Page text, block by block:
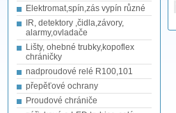
Elektromat,spín,zás vypín různé
IR, detektory ,čidla,závory,
alarmy,ovladače
Lišty, ohebné trubky,kopoflex
chráničky
nadproudové relé R100,101
přepěťové ochrany
Proudové chrániče